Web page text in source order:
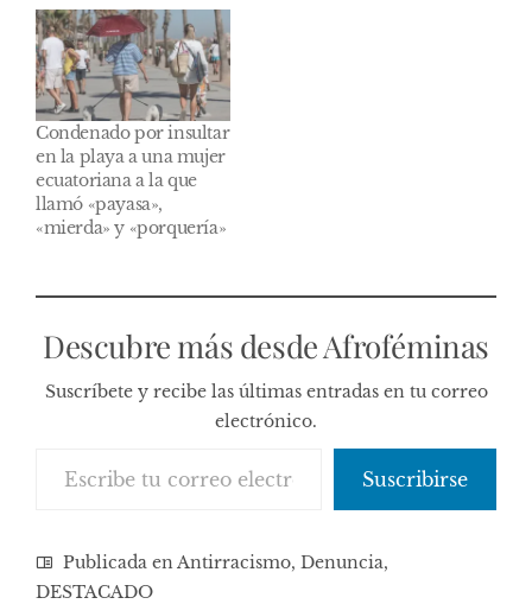
Condenado por insultar
en la playa a una mujer
ecuatoriana a la que
llamó «payasa»,
«mierda» y «porquería»
Descubre más desde Afroféminas
Suscríbete y recibe las últimas entradas en tu correo
electrónico.
Suscribirse
Publicada enAntirracismo, Denuncia,
DESTACADO